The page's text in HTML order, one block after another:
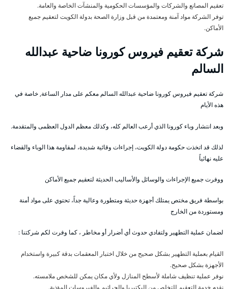
تعقيم المصانع والشركات والمؤسسات الحكومية والمنشآت الخاصة والعامة.
توفر الشركة مواد آمنة ومعتمدة من قبل وزارة الصحة بدولة الكويت لتعقيم جميع
الأماكن.
شركة تعقيم فيروس كورونا ضاحية عبدالله
السالم
شركة تعقيم فيروس كورونا ضاحية عبدالله السالم معكم على مدار الساعة, خاصة في
هذه الأيام
وبعد انتشار وباء كورونا الذي أرعب العالم كله، وكذلك معظم الدول العظمى والمتقدمة.
لذلك قد اتخذت حكومة دولة الكويت، إجراءات وقائية شديدة، لمقاومة هذا الوباء والقضاء
عليه نهائياً
ووفرت جميع الإجراءات والوسائل والأساليب الحديثة لتعقيم جميع الأماكن
بواسطة فريق مختص يمتلك أجهزة حديثة ومتطورة وعالية جداً، تحتوي على مواد أمنة
ومستوردة من الخارج
لضمان عملية التطهير ولتفادي حدوث أي أضرار أو مخاطر ، كما وفرت لكم شركتنا :
القيام بعملية التطهير بشكل صحيح من خلال اختبار المعقمات بدقة كبيرة واستخدام
الأجهزة بشكل صحيح.
نوفر عملية تنظيف شاملة لأسطح المنازل ولأي مكان يمكن للشخص ملامسته.
نقدم خدمة التعقيم للتخلص من البكتيريا والجراثيم والفيروسات المؤذية.